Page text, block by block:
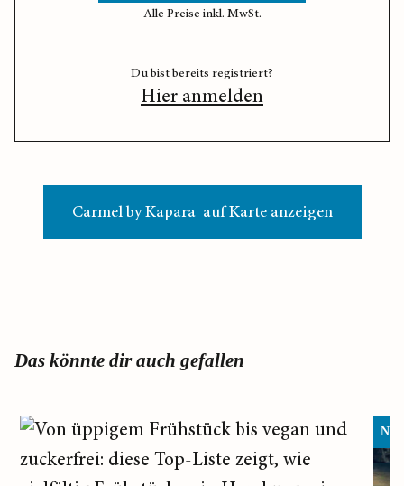
Alle Preise inkl. MwSt.
Du bist bereits registriert?
Hier anmelden
Carmel by Kapara auf Karte anzeigen
Das könnte dir auch gefallen